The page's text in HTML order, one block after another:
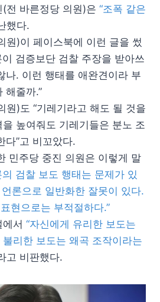
전 바른정당 의원)은 “조폭 같은
했다.
원)이 페이스북에 이런 글을 썼
이 검증보단 검찰 주장을 받아쓰
나. 이런 행태를 애완견이라 부
해줄까.”
원)도 “기레기라고 해도 될 것을
높여줘도 기레기들은 분노 조
다”고 비꼬았다.
민주당 중진 의원은 이렇게 말
의 검찰 보도 행태는 문제가 있
론으로 일반화한 잘못이 있다.
현으로는 부적절하다.”
서 “자신에게 유리한 보도는
리한 보도는 왜곡 조작이라는
고 비판했다.